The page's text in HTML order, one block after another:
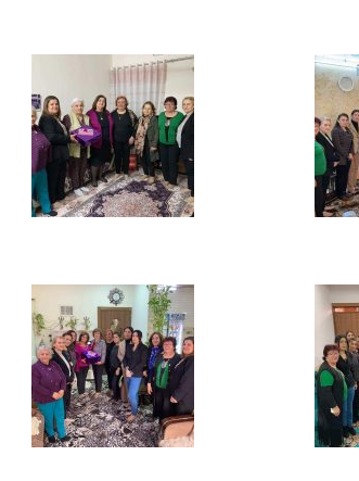
في العدد الجديد من صحيفة بهرا (658): هل